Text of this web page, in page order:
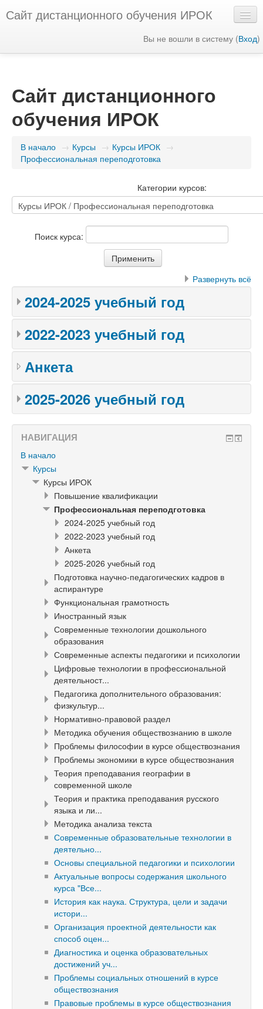
Сайт дистанционного обучения ИРОК
Вы не вошли в систему (Вход)
Сайт дистанционного
обучения ИРОК
В начало → Курсы → Курсы ИРОК →
Профессиональная переподготовка
Категории курсов:
Поиск курса:
Развернуть всё
2024-2025 учебный год
2022-2023 учебный год
Анкета
2025-2026 учебный год
НАВИГАЦИЯ
В начало
Курсы
Курсы ИРОК
Повышение квалификации
Профессиональная переподготовка
2024-2025 учебный год
2022-2023 учебный год
Анкета
2025-2026 учебный год
Подготовка научно-педагогических кадров в
аспирантуре
Функциональная грамотность
Иностранный язык
Современные технологии дошкольного
образования
Современные аспекты педагогики и психологии
Цифровые технологии в профессиональной
деятельност...
Педагогика дополнительного образования:
физкультур...
Нормативно-правовой раздел
Методика обучения обществознанию в школе
Проблемы философии в курсе обществознания
Проблемы экономики в курсе обществознания
Теория преподавания географии в
современной школе
Теория и практика преподавания русского
языка и ли...
Методика анализа текста
Современные образовательные технологии в
деятельно...
Основы специальной педагогики и психологии
Актуальные вопросы содержания школьного
курса "Все...
История как наука. Структура, цели и задачи
истори...
Организация проектной деятельности как
способ оцен...
Диагностика и оценка образовательных
достижений уч...
Проблемы социальных отношений в курсе
обществознания
Правовые проблемы в курсе обществознания